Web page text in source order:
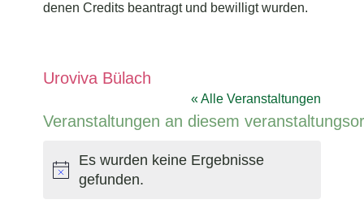
denen Credits beantragt und bewilligt wurden.
Uroviva Bülach
« Alle Veranstaltungen
Veranstaltungen an diesem
Hinweis
Es wurden keine Ergebnisse
gefunden.